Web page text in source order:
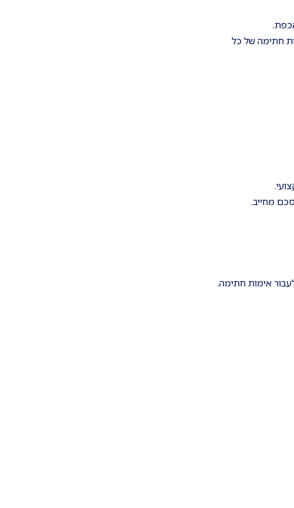
חתימה של כל
מחייב.
אימות חתימה.